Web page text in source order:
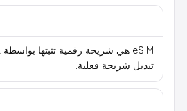
تبديل شريحة فعلية.